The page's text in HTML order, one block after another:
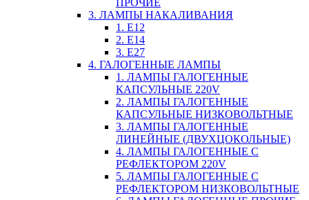
ПРОЧИЕ
3. ЛАМПЫ НАКАЛИВАНИЯ
1. E12
2. Е14
3. Е27
4. ГАЛОГЕННЫЕ ЛАМПЫ
1. ЛАМПЫ ГАЛОГЕННЫЕ
КАПСУЛЬНЫЕ 220V
2. ЛАМПЫ ГАЛОГЕННЫЕ
КАПСУЛЬНЫЕ НИЗКОВОЛЬТНЫЕ
3. ЛАМПЫ ГАЛОГЕННЫЕ
ЛИНЕЙНЫЕ (ДВУХЦОКОЛЬНЫЕ)
4. ЛАМПЫ ГАЛОГЕННЫЕ С
РЕФЛЕКТОРОМ 220V
5. ЛАМПЫ ГАЛОГЕННЫЕ С
РЕФЛЕКТОРОМ НИЗКОВОЛЬТНЫЕ